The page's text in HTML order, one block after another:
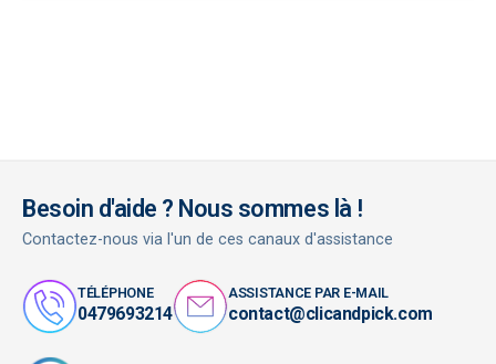
Besoin d'aide ? Nous sommes là !
Contactez-nous via l'un de ces canaux d'assistance
TÉLÉPHONE
0479693214
ASSISTANCE PAR E-MAIL
contact@clicandpick.com